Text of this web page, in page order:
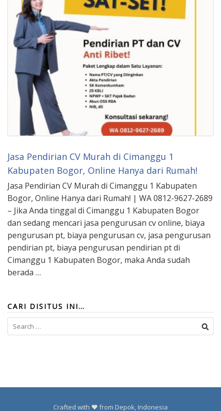
Jasa Pendirian CV Murah di Cimanggu 1
Kabupaten Bogor, Online Hanya dari Rumah!
Jasa Pendirian CV Murah di Cimanggu 1 Kabupaten
Bogor, Online Hanya dari Rumah! | WA 0812-9627-2689
– Jika Anda tinggal di Cimanggu 1 Kabupaten Bogor
dan sedang mencari jasa pengurusan cv online, biaya
pengurusan pt, biaya pengurusan cv, jasa pengurusan
pendirian pt, biaya pengurusan pendirian pt di
Cimanggu 1 Kabupaten Bogor, maka Anda sudah
berada …
CARI DISITUS INI…
Search
for:
Crafted with ❤️ from Depok, Indonesia